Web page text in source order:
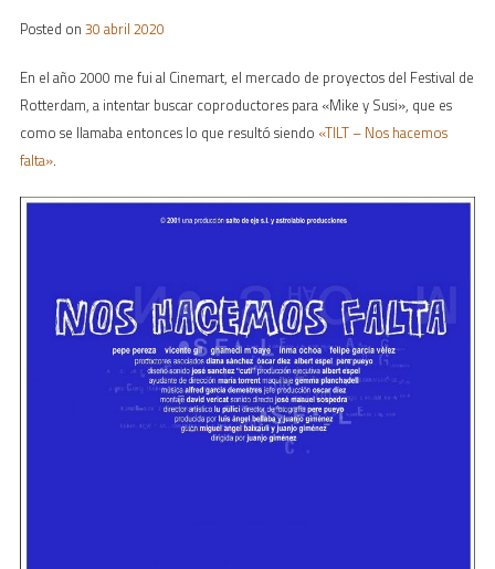
Posted on 30 abril 2020
En el año 2000 me fui al Cinemart, el mercado de proyectos del Festival de
Rotterdam, a intentar buscar coproductores para «Mike y Susi», que es
como se llamaba entonces lo que resultó siendo «TILT – Nos hacemos
falta».